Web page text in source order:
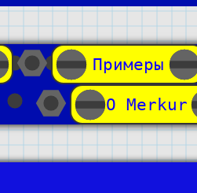
Примеры
О Merkur